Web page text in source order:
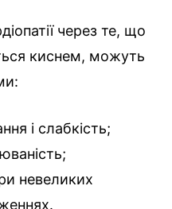
через те, що
киснем, можуть
і слабкість;
невеликих